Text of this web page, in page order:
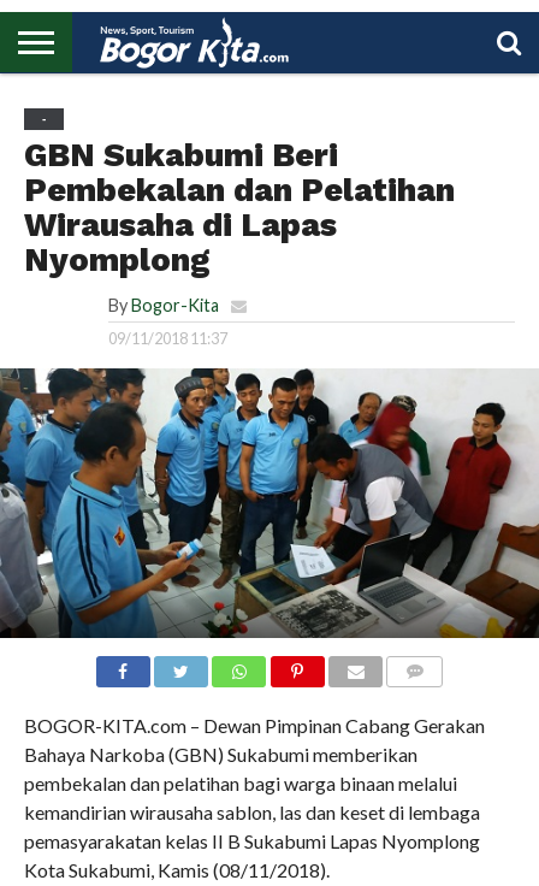
-
GBN Sukabumi Beri
Pembekalan dan Pelatihan
Wirausaha di Lapas
Nyomplong
By Bogor-Kita
09/11/2018 11:37
BOGOR-KITA.com – Dewan Pimpinan Cabang Gerakan
Bahaya Narkoba (GBN) Sukabumi memberikan
pembekalan dan pelatihan bagi warga binaan melalui
kemandirian wirausaha sablon, las dan keset di lembaga
pemasyarakatan kelas II B Sukabumi Lapas Nyomplong
Kota Sukabumi, Kamis (08/11/2018).